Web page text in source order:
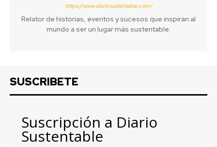
https://www.diariosustentable.com/
Relator de historias, eventos y sucesos que inspiran al
mundo a ser un lugar más sustentable.
SUSCRIBETE
Suscripción a Diario
Sustentable